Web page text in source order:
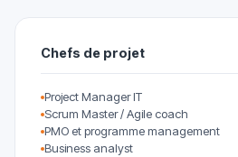
Chefs de projet
Project Manager IT
Scrum Master / Agile coach
PMO et programme management
Business analyst